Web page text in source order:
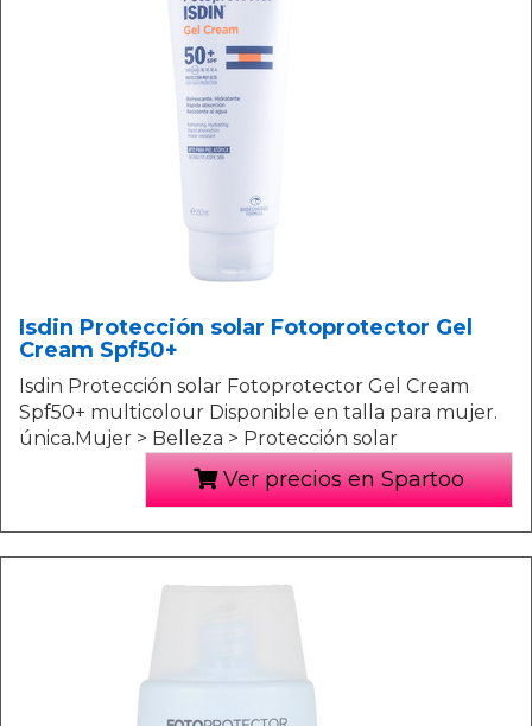
Isdin Protección solar Fotoprotector Gel
Cream Spf50+
Isdin Protección solar Fotoprotector Gel Cream
Spf50+ multicolour Disponible en talla para mujer.
única.Mujer > Belleza > Protección solar
Ver precios en Spartoo